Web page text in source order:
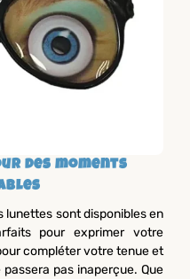
des moments
lunettes sont disponibles en
pour exprimer votre
compléter votre tenue et
pas inaperçue. Que